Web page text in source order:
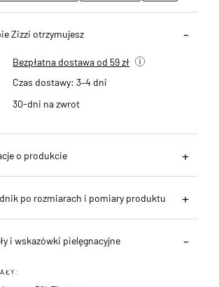
07
Zizzi otrzymujesz
Bezpłatna dostawa od 59 zł
Czas dostawy: 3–4 dni
30-dni na zwrot
o produkcie
po rozmiarach i pomiary produktu
i wskazówki pielęgnacyjne